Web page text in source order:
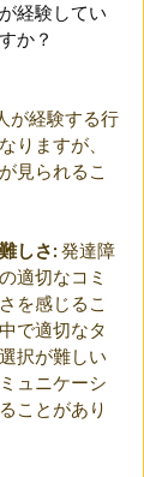
経験してい
か？
が経験する行
りますが、
見られるこ
しさ: 発達障
適切なコミ
を感じるこ
で適切なタ
択が難しい
ュニケーシ
ことがあり